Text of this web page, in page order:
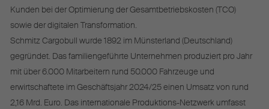
Kunden bei der Optimierung der Gesamtbetriebskosten (TCO)
sowie der digitalen Transformation.
Schmitz Cargobull wurde 1892 im Münsterland (Deutschland)
gegründet. Das familiengeführte Unternehmen produziert pro Jahr
mit über 6.000 Mitarbeitern rund 50.000 Fahrzeuge und
erwirtschaftete im Geschäftsjahr 2024/25 einen Umsatz von rund
2,16 Mrd. Euro. Das internationale Produktions-Netzwerk umfasst